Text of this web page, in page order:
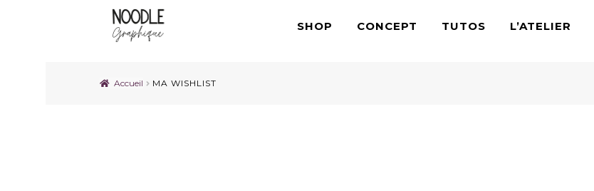
SHOP CONCEPT TUTOS L’ATELIER
Accueil MA WISHLIST